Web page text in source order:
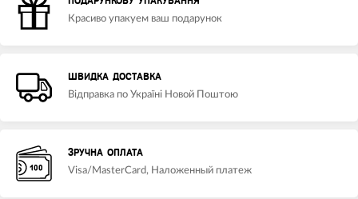
Красиво упакуем ваш подарунок
ШВИДКА ДОСТАВКА
Відправка по Україні Новой Поштою
ЗРУЧНА ОПЛАТА
Visa/MasterCard, Наложенный платеж